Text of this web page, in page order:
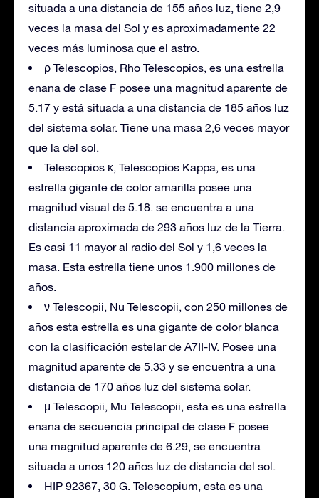
situada a una distancia de 155 años luz, tiene 2,9
veces la masa del Sol y es aproximadamente 22
veces más luminosa que el astro.
ρ Telescopios, Rho Telescopios, es una estrella
enana de clase F posee una magnitud aparente de
5.17 y está situada a una distancia de 185 años luz
del sistema solar. Tiene una masa 2,6 veces mayor
que la del sol.
Telescopios κ, Telescopios Kappa, es una
estrella gigante de color amarilla posee una
magnitud visual de 5.18. se encuentra a una
distancia aproximada de 293 años luz de la Tierra.
Es casi 11 mayor al radio del Sol y 1,6 veces la
masa. Esta estrella tiene unos 1.900 millones de
años.
ν Telescopii, Nu Telescopii, con 250 millones de
años esta estrella es una gigante de color blanca
con la clasificación estelar de A7II-IV. Posee una
magnitud aparente de 5.33 y se encuentra a una
distancia de 170 años luz del sistema solar.
μ Telescopii, Mu Telescopii, esta es una estrella
enana de secuencia principal de clase F posee
una magnitud aparente de 6.29, se encuentra
situada a unos 120 años luz de distancia del sol.
HIP 92367, 30 G. Telescopium, esta es una